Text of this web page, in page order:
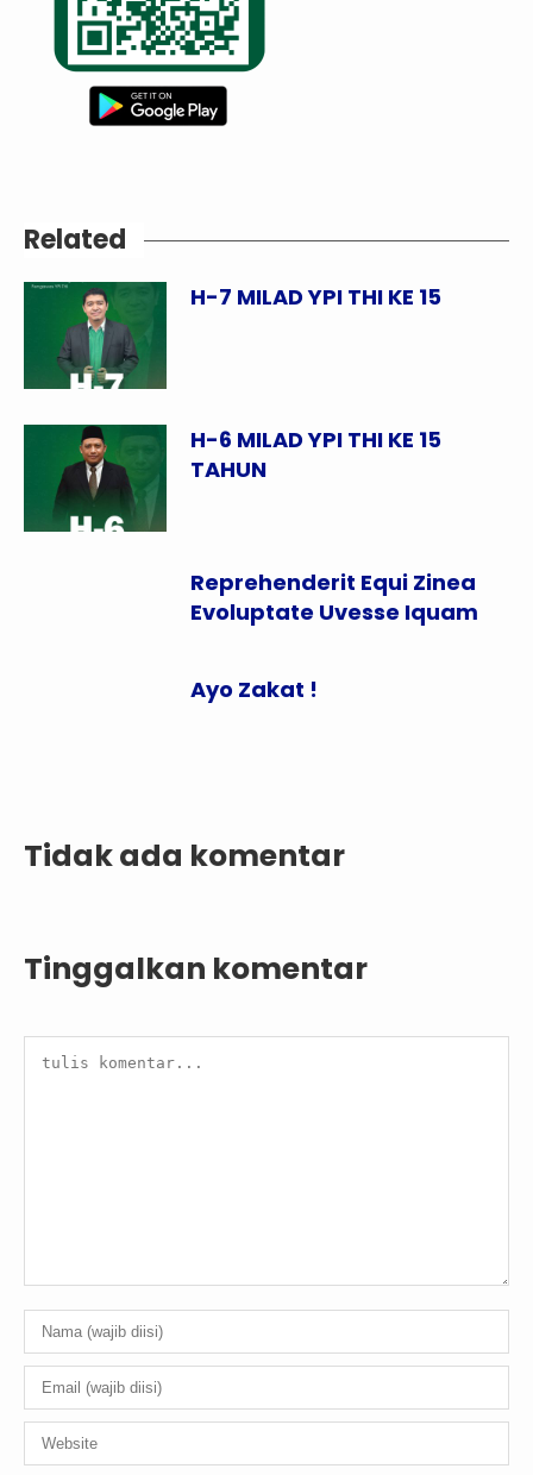
Related
H-7 MILAD YPI THI KE 15
H-6 MILAD YPI THI KE 15
TAHUN
Reprehenderit Equi Zinea
Evoluptate Uvesse Iquam
Ayo Zakat !
Tidak ada komentar
Tinggalkan komentar